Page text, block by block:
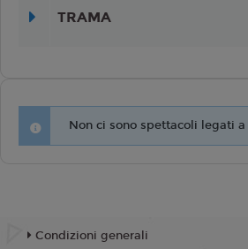
TRAMA
Non ci sono spettacoli legati
Condizioni generali